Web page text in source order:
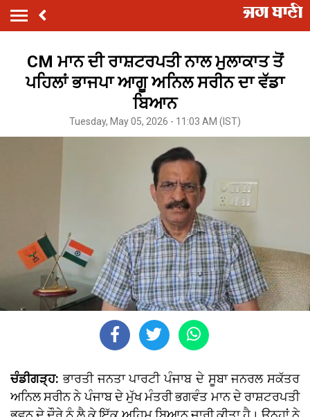
CM ਮਾਨ ਦੀ ਰਾਸ਼ਟਰਪਤੀ ਨਾਲ ਮੁਲਾਕਾਤ ਤੋਂ
ਪਹਿਲਾਂ ਭਾਜਪਾ ਆਗੂ ਅਨਿਲ ਸਰੀਨ ਦਾ ਵੱਡਾ
ਬਿਆਨ
Tuesday, May 05, 2026 - 11:03 AM (IST)
ਚੰਡੀਗੜ੍ਹ:ਭਾਰਤੀ ਜਨਤਾ ਪਾਰਟੀ ਪੰਜਾਬ ਦੇ ਸੂਬਾ ਜਨਰਲ ਸਕੱਤਰ
ਅਨਿਲ ਸਰੀਨ ਨੇ ਪੰਜਾਬ ਦੇ ਮੁੱਖ ਮੰਤਰੀ ਭਗਵੰਤ ਮਾਨ ਦੇ ਰਾਸ਼ਟਰਪਤੀ